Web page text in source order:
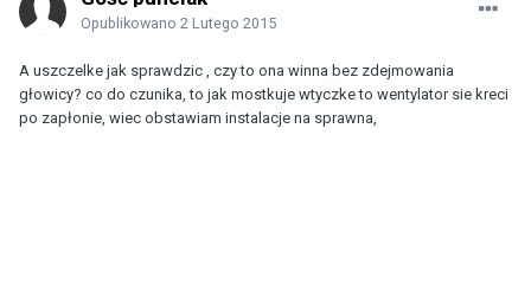
Opublikowano 2 Lutego 2015
A uszczelke jak sprawdzic , czy to ona winna bez zdejmowania
głowicy? co do czunika, to jak mostkuje wtyczke to wentylator sie kreci
po zapłonie, wiec obstawiam instalacje na sprawna,